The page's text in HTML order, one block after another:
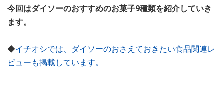
今回はダイソーのおすすめのお菓子9種類を紹介していき
ます。
◆イチオシでは、ダイソーのおさえておきたい食品関連レ
ビューも掲載しています。